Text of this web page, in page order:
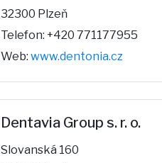
32300 Plzeň
Telefon: +420 771177955
Web: www.dentonia.cz
Dentavia Group s. r. o.
Slovanská 160